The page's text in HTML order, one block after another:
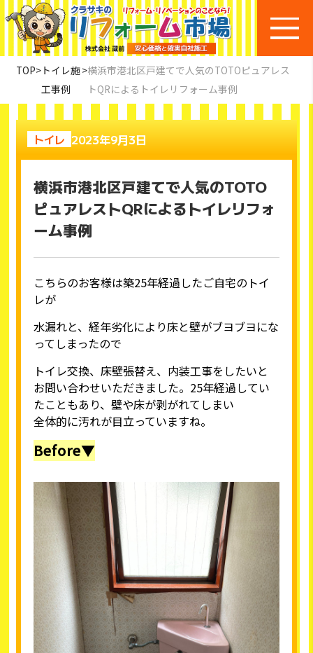
TOP>トイレ施
工事例
>横浜市港北区戸建てで人気のTOTOピュアレス
トQRによるトイレリフォーム事例
トイレ 2023年9月3日
横浜市港北区戸建てで人気のTOTO
ピュアレストQRによるトイレリフォ
ーム事例
こちらのお客様は築25年経過したご自宅のトイ
レが
水漏れと、経年劣化により床と壁がブヨブヨにな
ってしまったので
トイレ交換、床壁張替え、内装工事をしたいと
お問い合わせいただきました。25年経過してい
たこともあり、壁や床が剥がれてしまい
全体的に汚れが目立っていますね。
Before▼